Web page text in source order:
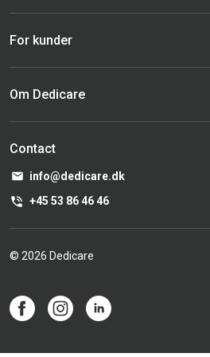
For kunder
Om Dedicare
Contact
info@dedicare.dk
+45 53 86 46 46
© 2026 Dedicare